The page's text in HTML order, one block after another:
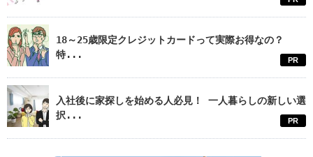
18～25歳限定クレジットカードって実際お得なの？
特...
PR
入社後に家探しを始める人必見！ 一人暮らしの新しい選
択...
PR